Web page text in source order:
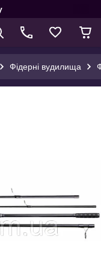
Фідерні вудилища